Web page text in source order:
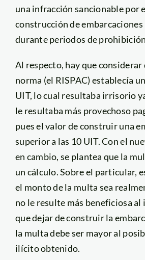
una infracción sancionable por
construcción de embarcaciones
durante periodos de
Al respecto, hay que
norma (el RISPAC) establecía
UIT, lo cual resultaba irrisorio
le resultaba más provechoso
pues el valor de construir una
superior a las 10 UIT. Con el
en cambio, se plantea que la
un cálculo. Sobre el particular,
el monto de la multa sea
no le resulte más beneficiosa
que dejar de construir la
la multa debe ser mayor al
ilícito obtenido.